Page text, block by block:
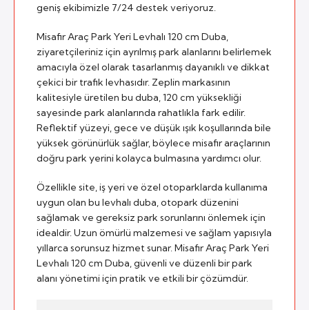
geniş ekibimizle 7/24 destek veriyoruz.
Misafir Araç Park Yeri Levhalı 120 cm Duba,
ziyaretçileriniz için ayrılmış park alanlarını belirlemek
amacıyla özel olarak tasarlanmış dayanıklı ve dikkat
çekici bir trafik levhasıdır. Zeplin markasının
kalitesiyle üretilen bu duba, 120 cm yüksekliği
sayesinde park alanlarında rahatlıkla fark edilir.
Reflektif yüzeyi, gece ve düşük ışık koşullarında bile
yüksek görünürlük sağlar, böylece misafir araçlarının
doğru park yerini kolayca bulmasına yardımcı olur.
Özellikle site, iş yeri ve özel otoparklarda kullanıma
uygun olan bu levhalı duba, otopark düzenini
sağlamak ve gereksiz park sorunlarını önlemek için
idealdir. Uzun ömürlü malzemesi ve sağlam yapısıyla
yıllarca sorunsuz hizmet sunar. Misafir Araç Park Yeri
Levhalı 120 cm Duba, güvenli ve düzenli bir park
alanı yönetimi için pratik ve etkili bir çözümdür.